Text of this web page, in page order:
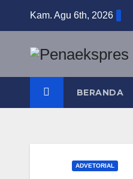
Kam. Agu 6th, 2026
BERANDA
ADVETORIAL